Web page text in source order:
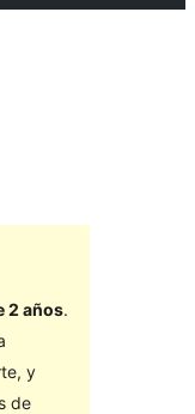
2 años.
y
de